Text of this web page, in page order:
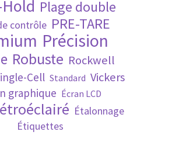
Plage double
contrôle PRE-TARE
Précision
Robuste Rockwell
Cell Standard Vickers
graphique Écran LCD
Étalonnage
Étiquettes